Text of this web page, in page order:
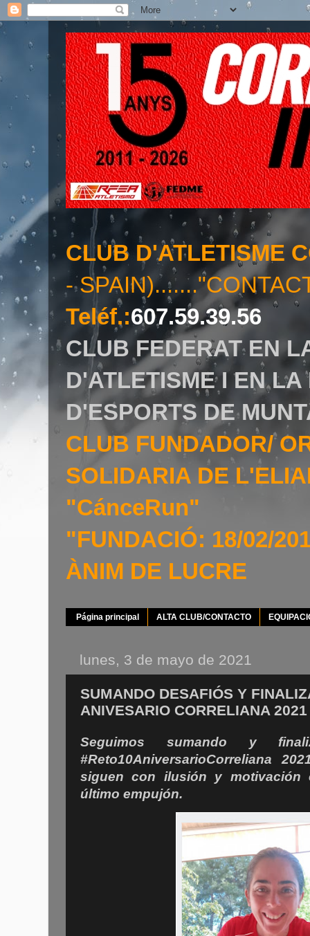
CLUB D'ATLETISME
-
Teléf.:607.59.39.56
CLUB FEDERAT EN
D'ATLETISME I EN
D'ESPORTS DE
CLUB FUNDADOR/
SOLIDARIA DE
"CánceRun"
"FUNDACIÓ: 18/02/
ÀNIM DE LUCRE
Página principal ALTA CLUB/CONTACTO
lunes, 3 de mayo de 2021
SUMANDO DESAFIÓS Y
ANIVESARIO CORRELIANA 2021
Seguimos sumando y
#Reto10AniversarioCorreliana
siguen con ilusión y motivación
último empujón.